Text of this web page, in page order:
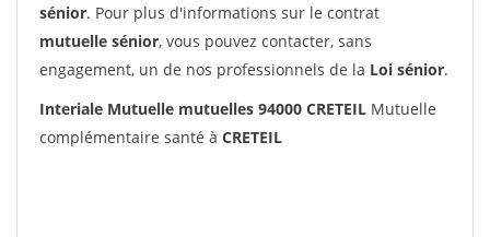
sénior. Pour plus d'informations sur le contrat
mutuelle sénior, vous pouvez contacter, sans
engagement, un de nos professionnels de la Loi sénior.
Interiale Mutuelle mutuelles 94000 CRETEIL Mutuelle
complémentaire santé à CRETEIL